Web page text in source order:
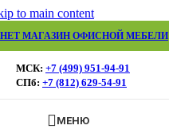
to main content
МАГАЗИН ОФИСНОЙ МЕБЕЛИ
МСК: +7 (499) 951-94-91
СПб: +7 (812) 629-54-91
МЕНЮ